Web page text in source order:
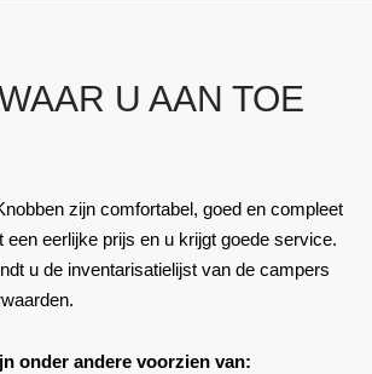
U AAN TOE
zijn comfortabel, goed en compleet
een eerlijke prijs en u krijgt goede service.
u de inventarisatielijst van de campers
onder andere voorzien van: